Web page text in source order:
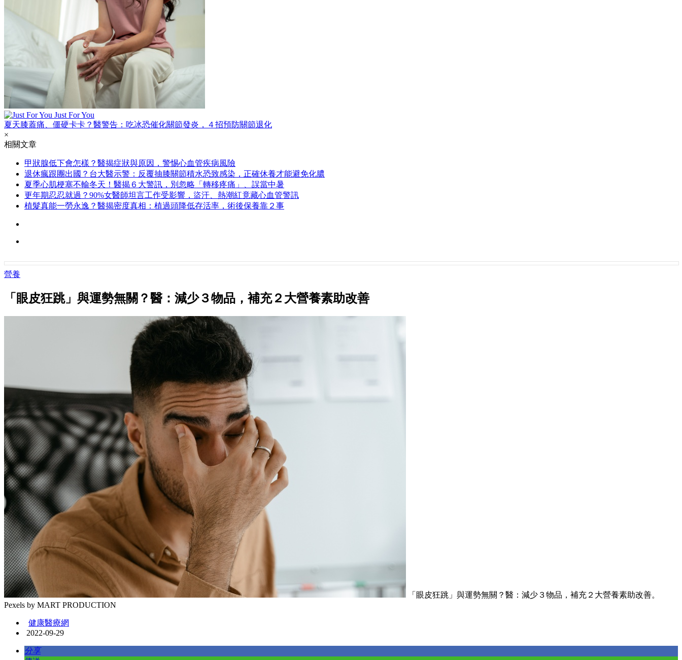
Just For You
夏天膝蓋痛、僵硬卡卡？醫警告：吃冰恐催化關節發炎，４招預防關節退化
×
相關文章
甲狀腺低下會怎樣？醫揭症狀與原因，警惕心血管疾病風險
退休瘋跟團出國？台大醫示警：反覆抽膝關節積水恐致感染，正確休養才能避免化膿
夏季心肌梗塞不輸冬天！醫揭６大警訊，別忽略「轉移疼痛」、誤當中暑
更年期忍忍就過？90%女醫師坦言工作受影響，盜汗、熱潮紅竟藏心血管警訊
植髮真能一勞永逸？醫揭密度真相：植過頭降低存活率，術後保養靠２事
營養
「眼皮狂跳」與運勢無關？醫：減少３物品，補充２大營養素助改善
「眼皮狂跳」與運勢無關？醫：減少３物品，補充２大營養素助改善。
Pexels by MART PRODUCTION
健康醫療網
2022-09-29
分享